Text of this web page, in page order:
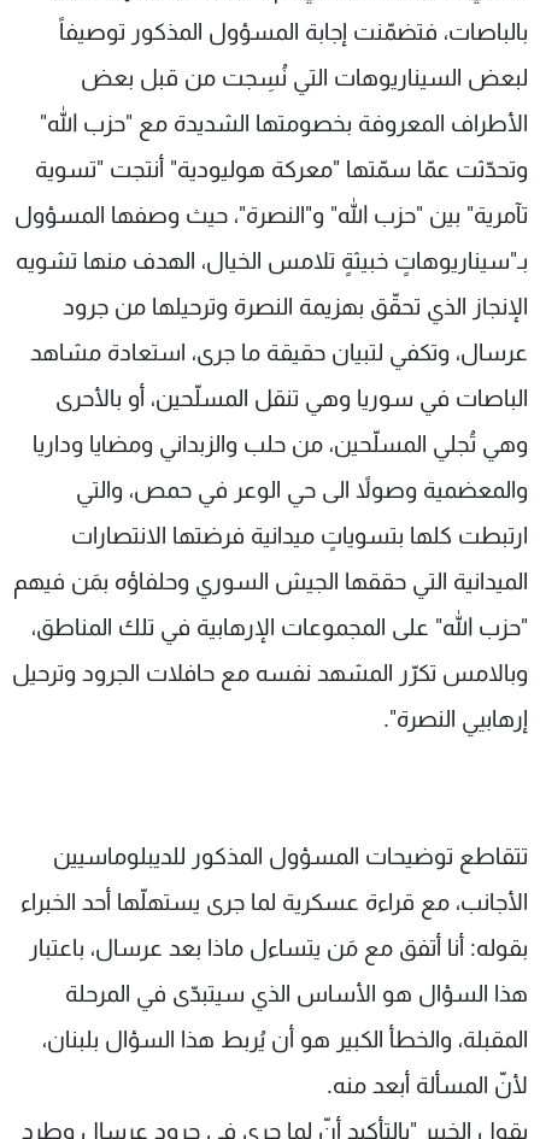
بالباصات، فتضمّنت إجابة المسؤول المذكور توصيفاً
لبعض السيناريوهات التي نُسِجت من قبل بعض
الأطراف المعروفة بخصومتها الشديدة مع "حزب الله"
وتحدّثت عمّا سمّتها "معركة هوليودية" أنتجت "تسوية
تآمرية" بين "حزب الله" و"النصرة"، حيث وصفها المسؤول
بـ"سيناريوهاتٍ خبيثةٍ تلامس الخيال، الهدف منها تشويه
الإنجاز الذي تحقّق بهزيمة النصرة وترحيلها من جرود
عرسال، وتكفي لتبيان حقيقة ما جرى، استعادة مشاهد
الباصات في سوريا وهي تنقل المسلّحين، أو بالأحرى
وهي تُجلي المسلّحين، من حلب والزبداني ومضايا وداريا
والمعضمية وصولاً الى حي الوعر في حمص، والتي
ارتبطت كلها بتسوياتٍ ميدانية فرضتها الانتصارات
الميدانية التي حققها الجيش السوري وحلفاؤه بمَن فيهم
"حزب الله" على المجموعات الإرهابية في تلك المناطق،
وبالامس تكرّر المشهد نفسه مع حافلات الجرود وترحيل
إرهابيي النصرة".
تتقاطع توضيحات المسؤول المذكور للديبلوماسيين
الأجانب، مع قراءة عسكرية لما جرى يستهلّها أحد الخبراء
بقوله: أنا أتفق مع مَن يتساءل ماذا بعد عرسال، باعتبار
هذا السؤال هو الأساس الذي سيتبدّى في المرحلة
المقبلة، والخطأ الكبير هو أن يُربط هذا السؤال بلبنان،
لأنّ المسألة أبعد منه.
يقول الخبير "بالتأكيد أنّ لما جرى في جرود عرسال وطرد